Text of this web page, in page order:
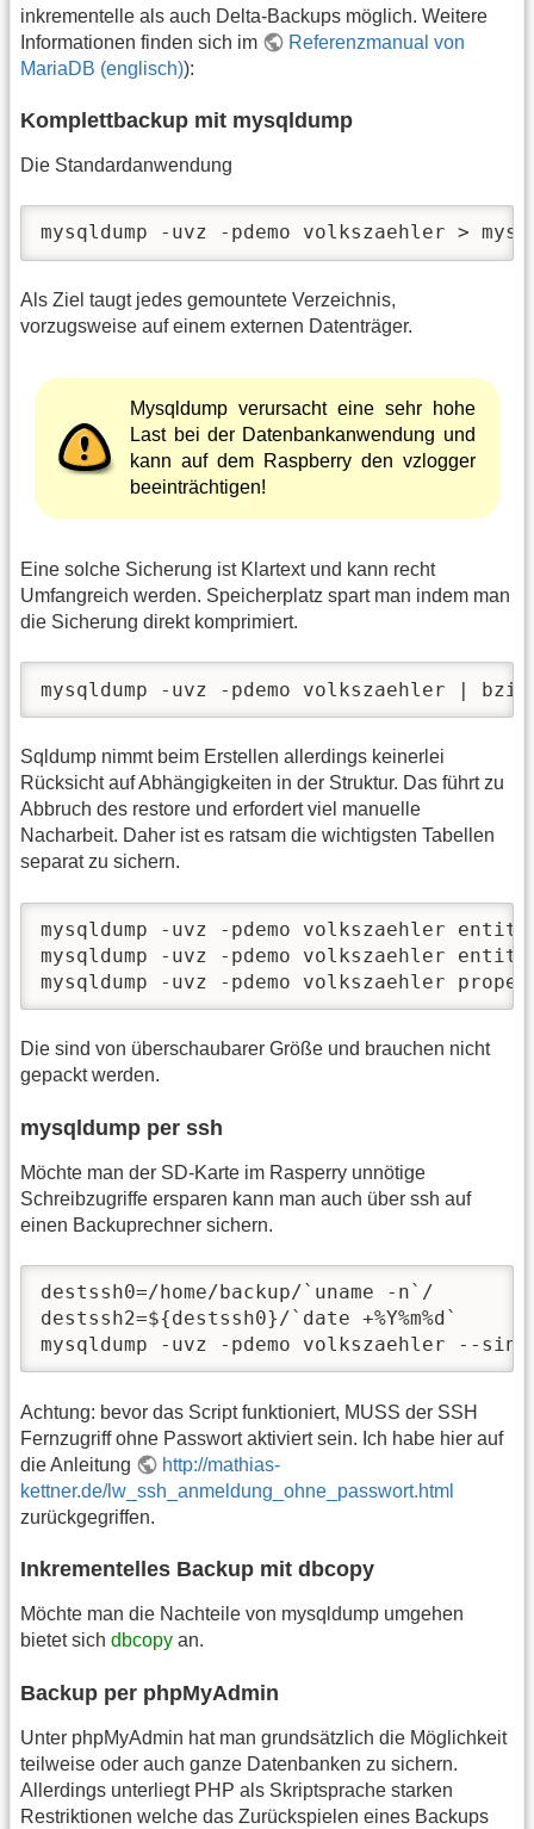
inkrementelle als auch Delta-Backups möglich. Weitere
Informationen finden sich im
Referenzmanual von
MariaDB (englisch)):
Komplettbackup mit mysqldump
Die Standardanwendung
mysqldump -uvz -pdemo volkszaehler >
Als Ziel taugt jedes gemountete Verzeichnis,
vorzugsweise auf einem externen Datenträger.
Mysqldump verursacht eine sehr hohe
Last bei der Datenbankanwendung und
kann auf dem Raspberry den vzlogger
beeinträchtigen!
Eine solche Sicherung ist Klartext und kann recht
Umfangreich werden. Speicherplatz spart man indem man
die Sicherung direkt komprimiert.
mysqldump -uvz -pdemo volkszaehler |
Sqldump nimmt beim Erstellen allerdings keinerlei
Rücksicht auf Abhängigkeiten in der Struktur. Das führt zu
Abbruch des restore und erfordert viel manuelle
Nacharbeit. Daher ist es ratsam die wichtigsten Tabellen
separat zu sichern.
mysqldump -uvz -pdemo volkszaehler
mysqldump -uvz -pdemo volkszaehler
mysqldump -uvz -pdemo volkszaehler
Die sind von überschaubarer Größe und brauchen nicht
gepackt werden.
mysqldump per ssh
Möchte man der SD-Karte im Rasperry unnötige
Schreibzugriffe ersparen kann man auch über ssh auf
einen Backuprechner sichern.
destssh0=/home/backup/`uname -n`/
destssh2=${destssh0}/`date +%Y%m%d`
mysqldump -uvz -pdemo volkszaehler --
Achtung: bevor das Script funktioniert, MUSS der SSH
Fernzugriff ohne Passwort aktiviert sein. Ich habe hier auf
die Anleitung
http://mathias-
kettner.de/lw_ssh_anmeldung_ohne_passwort.html
zurückgegriffen.
Inkrementelles Backup mit dbcopy
Möchte man die Nachteile von mysqldump umgehen
bietet sich dbcopy an.
Backup per phpMyAdmin
Unter phpMyAdmin hat man grundsätzlich die Möglichkeit
teilweise oder auch ganze Datenbanken zu sichern.
Allerdings unterliegt PHP als Skriptsprache starken
Restriktionen welche das Zurückspielen eines Backups